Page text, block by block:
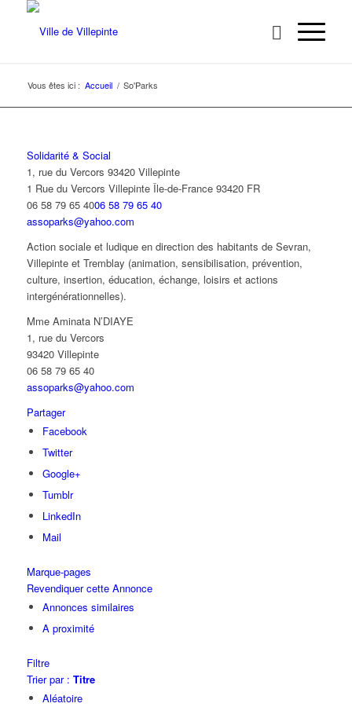
Vous êtes ici : Accueil / So'Parks
Solidarité & Social
1, rue du Vercors 93420 Villepinte
1 Rue du Vercors Villepinte Île-de-France 93420 FR
06 58 79 65 4006 58 79 65 40
assoparks@yahoo.com
Action sociale et ludique en direction des habitants de Sevran,
Villepinte et Tremblay (animation, sensibilisation, prévention,
culture, insertion, éducation, échange, loisirs et actions
intergénérationnelles).
Mme Aminata N’DIAYE
1, rue du Vercors
93420 Villepinte
06 58 79 65 40
assoparks@yahoo.com
Partager
Facebook
Twitter
Google+
Tumblr
LinkedIn
Mail
Marque-pages
Revendiquer cette Annonce
Annonces similaires
A proximité
Filtre
Trier par : Titre
Aléatoire